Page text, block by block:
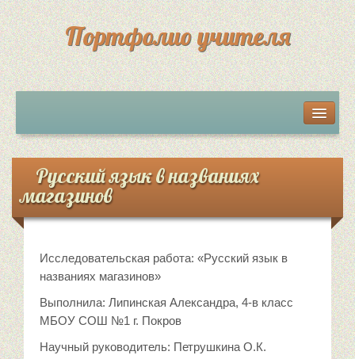
Портфолио учителя
Грамоты, дипломы, сертификаты
Достижения учеников
Русский язык в названиях
магазинов
Исследовательская работа: «Русский язык в
названиях магазинов»
Выполнила: Липинская Александра, 4-в класс
МБОУ СОШ №1 г. Покров
Научный руководитель: Петрушкина О.К.